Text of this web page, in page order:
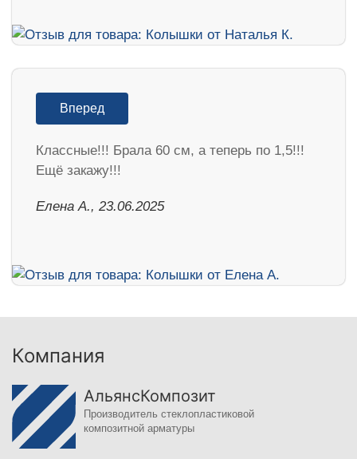
Вперед
Классные!!! Брала 60 см, а теперь по 1,5!!!
Ещё закажу!!!
Елена А., 23.06.2025
Компания
АльянсКомпозит
Производитель стеклопластиковой
композитной арматуры